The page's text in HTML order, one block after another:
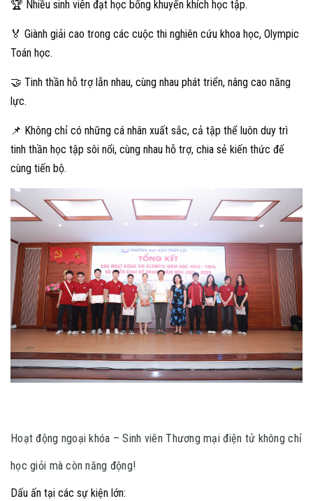
🏆 Nhiều sinh viên đạt học bổng khuyến khích học tập.
🏅 Giành giải cao trong các cuộc thi nghiên cứu khoa học, Olympic
Toán học.
🤝 Tinh thần hỗ trợ lẫn nhau, cùng nhau phát triển, nâng cao năng
lực.
📌 Không chỉ có những cá nhân xuất sắc, cả tập thể luôn duy trì
tinh thần học tập sôi nổi, cùng nhau hỗ trợ, chia sẻ kiến thức để
cùng tiến bộ.
Hoạt động ngoại khóa – Sinh viên Thương mại điện tử không chỉ
học giỏi mà còn năng động!
Dấu ấn tại các sự kiện lớn: